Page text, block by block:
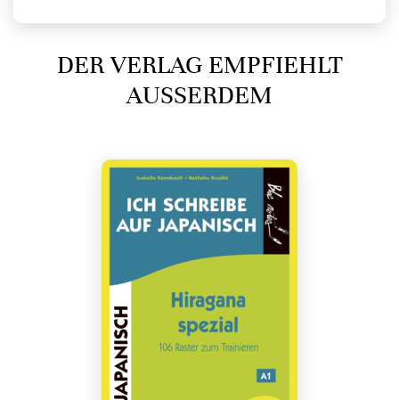
DER VERLAG EMPFIEHLT
AUSSERDEM